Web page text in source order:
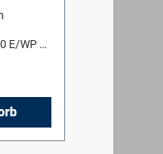
E/WP E,